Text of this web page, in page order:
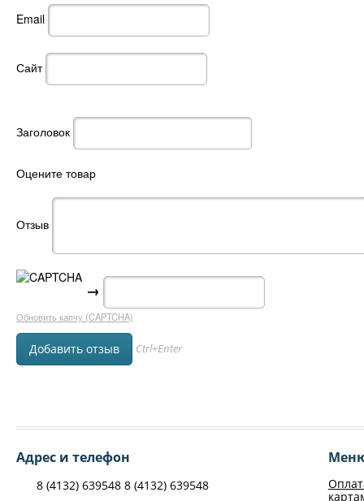
Email
Сайт
Заголовок
Оцените товар
Отзыв
→
Обновить капчу (CAPTCHA)
Ctrl+Enter
Адрес и телефон
8 (4132) 639548 8 (4132) 639548